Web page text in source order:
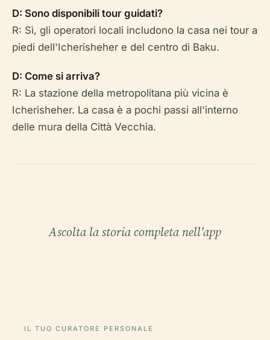
D: Sono disponibili tour guidati?
R: Sì, gli operatori locali includono la casa nei tour a
piedi dell'Icherisheher e del centro di Baku.
D: Come si arriva?
R: La stazione della metropolitana più vicina è
Icherisheher. La casa è a pochi passi all'interno
delle mura della Città Vecchia.
Ascolta la storia completa nell'app
IL TUO CURATORE PERSONALE